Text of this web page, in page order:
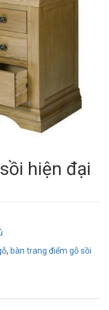
hiện đại
, bàn trang điểm gỗ sồi